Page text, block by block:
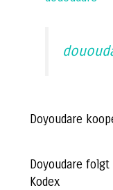
Doyoudare
Doyoudare
Kodex